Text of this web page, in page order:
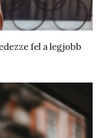
fel a legjobb